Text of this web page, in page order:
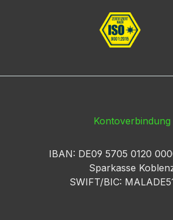
Kontoverbindung
IBAN: DE09 5705 0120
Sparkasse
SWIFT/BIC: